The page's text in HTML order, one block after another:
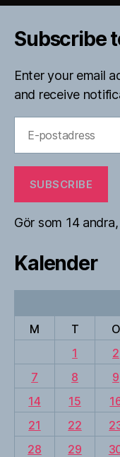
Subscribe
Enter your email
and receive
postadress
SUBSCRIBE
Gör som 14
Kalender
M
T O
1
2
7
8 9
14
15
21
22
28
29